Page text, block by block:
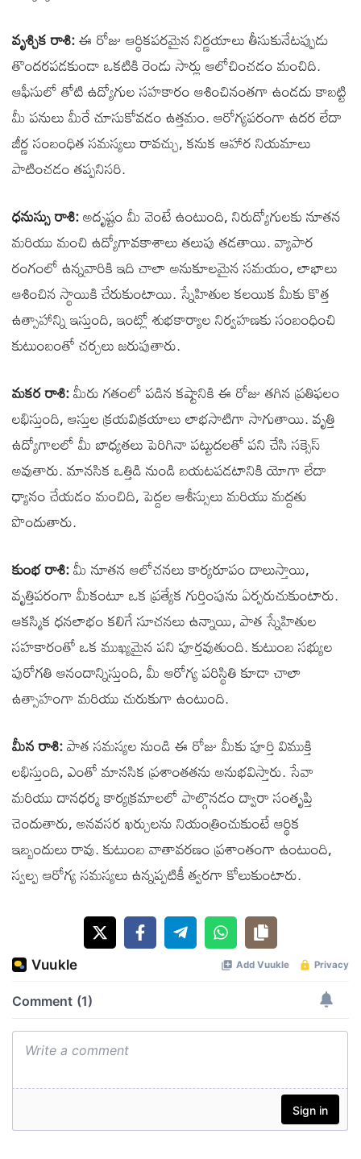
వృశ్చిక రాశి:ఈ రోజు ఆర్థికపరమైన నిర్ణయాలు తీసుకునేటప్పుడు
తొందరపడకుండా ఒకటికి రెండు సార్లు ఆలోచించడం మంచిది.
ఆఫీసులో తోటి ఉద్యోగుల సహకారం ఆశించినంతగా ఉండదు కాబట్టి
మీ పనులు మీరే చూసుకోవడం ఉత్తమం. ఆరోగ్యపరంగా ఉదర లేదా
జీర్ణ సంబంధిత సమస్యలు రావచ్చు, కనుక ఆహార నియమాలు
పాటించడం తప్పనిసరి.
ధనుస్సు రాశి:అదృష్టం మీ వెంటే ఉంటుంది, నిరుద్యోగులకు నూతన
మరియు మంచి ఉద్యోగావకాశాలు తలుపు తడతాయి. వ్యాపార
రంగంలో ఉన్నవారికి ఇది చాలా అనుకూలమైన సమయం, లాభాలు
ఆశించిన స్థాయికి చేరుకుంటాయి. స్నేహితుల కలయిక మీకు కొత్త
ఉత్సాహాన్ని ఇస్తుంది, ఇంట్లో శుభకార్యాల నిర్వహణకు సంబంధించి
కుటుంబంతో చర్చలు జరుపుతారు.
మకర రాశి:మీరు గతంలో పడిన కష్టానికి ఈ రోజు తగిన ప్రతిఫలం
లభిస్తుంది, ఆస్తుల క్రయవిక్రయాలు లాభసాటిగా సాగుతాయి. వృత్తి
ఉద్యోగాలలో మీ బాధ్యతలు పెరిగినా పట్టుదలతో పని చేసి సక్సెస్
అవుతారు. మానసిక ఒత్తిడి నుండి బయటపడటానికి యోగా లేదా
ధ్యానం చేయడం మంచిది, పెద్దల ఆశీస్సులు మరియు మద్దతు
పొందుతారు.
కుంభ రాశి:మీ నూతన ఆలోచనలు కార్యరూపం దాలుస్తాయి,
వృత్తిపరంగా మీకంటూ ఒక ప్రత్యేక గుర్తింపును ఏర్పరుచుకుంటారు.
ఆకస్మిక ధనలాభం కలిగే సూచనలు ఉన్నాయి, పాత స్నేహితుల
సహకారంతో ఒక ముఖ్యమైన పని పూర్తవుతుంది. కుటుంబ సభ్యుల
పురోగతి ఆనందాన్నిస్తుంది, మీ ఆరోగ్య పరిస్థితి కూడా చాలా
ఉత్సాహంగా మరియు చురుకుగా ఉంటుంది.
మీన రాశి:పాత సమస్యల నుండి ఈ రోజు మీకు పూర్తి విముక్తి
లభిస్తుంది, ఎంతో మానసిక ప్రశాంతతను అనుభవిస్తారు. సేవా
మరియు దానధర్మ కార్యక్రమాలలో పాల్గొనడం ద్వారా సంతృప్తి
చెందుతారు, అనవసర ఖర్చులను నియంత్రించుకుంటే ఆర్థిక
ఇబ్బందులు రావు. కుటుంబ వాతావరణం ప్రశాంతంగా ఉంటుంది,
స్వల్ప ఆరోగ్య సమస్యలు ఉన్నప్పటికీ త్వరగా కోలుకుంటారు.